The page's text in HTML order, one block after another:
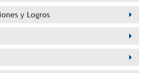
y Logros